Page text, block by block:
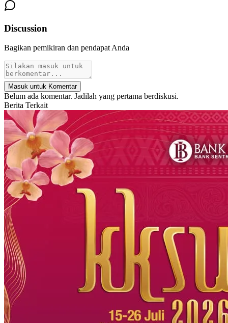
Discussion
Bagikan pemikiran dan pendapat Anda
Masuk untuk Komentar
Belum ada komentar. Jadilah yang pertama berdiskusi.
Berita Terkait